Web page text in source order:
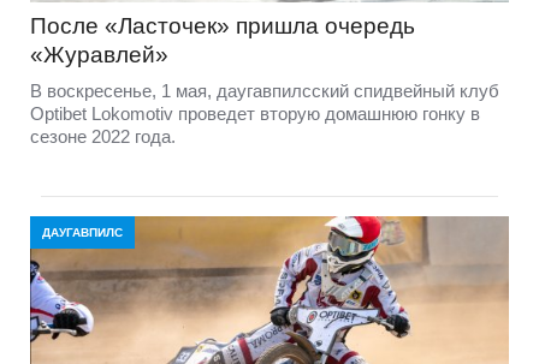
После «Ласточек» пришла очередь
«Журавлей»
В воскресенье, 1 мая, даугавпилсский спидвейный клуб
Optibet Lokomotiv проведет вторую домашнюю гонку в
сезоне 2022 года.
ДАУГАВПИЛС